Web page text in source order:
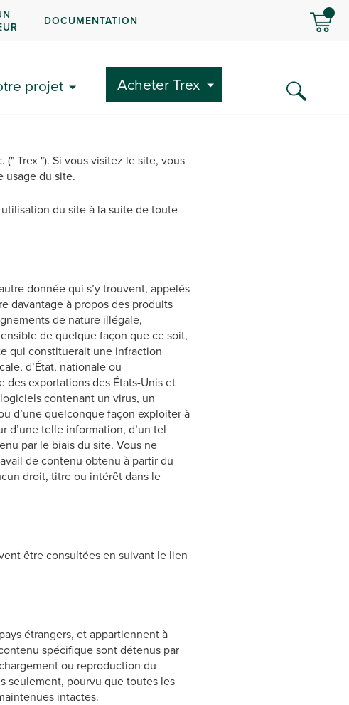
DOCUMENTATION
projet Acheter Trex
Trex "). Si vous visitez le site, vous
usage du site.
du site à la suite de toute
donnée qui s’y trouvent, appelés
davantage à propos des produits
de nature illégale,
de quelque façon que ce soit,
qui constituerait une infraction
d’État, nationale ou
des exportations des États-Unis et
contenant un virus, un
d’une quelconque façon exploiter à
d’une telle information, d’un tel
par le biais du site. Vous ne
de contenu obtenu à partir du
droit, titre ou intérêt dans le
être consultées en suivant le lien
étrangers, et appartiennent à
spécifique sont détenus par
ou reproduction du
seulement, pourvu que toutes les
intactes.